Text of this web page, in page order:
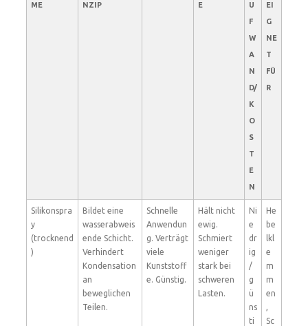
E
NZIP
E
U
F
W
A
N
D/
K
O
S
T
E
N
EI
G
NE
T
FÜ
R
Silikonspra
y
(trocknend
)
Bildet eine
wasserabweis
ende Schicht.
Verhindert
Kondensation
an
beweglichen
Teilen.
Schnelle
Anwendun
g. Verträgt
viele
Kunststoff
e. Günstig.
Hält nicht
ewig.
Schmiert
weniger
stark bei
schweren
Lasten.
Ni
e
dr
ig
/
g
ü
ns
ti
He
be
lkl
e
m
m
en
,
Sc